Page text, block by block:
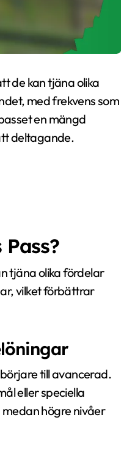
de kan tjäna olika
med frekvens som
en mängd
deltagande.
tjäna olika fördelar
vilket förbättrar
till avancerad.
eller speciella
högre nivåer